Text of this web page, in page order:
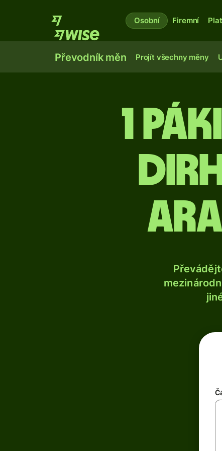
Osobní Firemní
Převodník měn Projít všechny měny
1